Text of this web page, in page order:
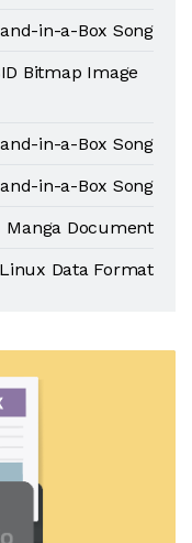
in-a-Box Song
Bitmap Image
in-a-Box Song
in-a-Box Song
Manga Document
Data Format